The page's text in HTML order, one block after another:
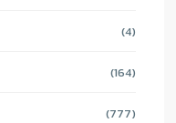
(4)
(164)
(777)